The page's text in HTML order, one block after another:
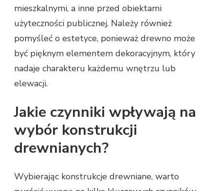
mieszkalnymi, a inne przed obiektami
użyteczności publicznej. Należy również
pomyśleć o estetyce, ponieważ drewno może
być pięknym elementem dekoracyjnym, który
nadaje charakteru każdemu wnętrzu lub
elewacji.
Jakie czynniki wpływają na
wybór konstrukcji
drewnianych?
Wybierając konstrukcje drewniane, warto